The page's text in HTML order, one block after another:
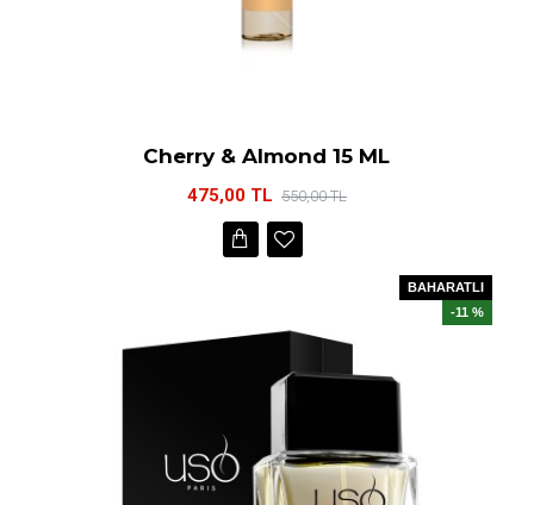
Cherry & Almond 15 ML
475,00 TL 550,00 TL
BAHARATLI
-11 %